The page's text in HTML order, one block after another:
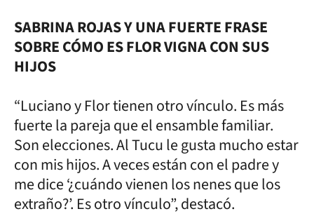
SABRINA ROJAS Y UNA FUERTE FRASE
SOBRE CÓMO ES FLOR VIGNA CON SUS
HIJOS
“Luciano y Flor tienen otro vínculo. Es más
fuerte la pareja que el ensamble familiar.
Son elecciones. Al Tucu le gusta mucho estar
con mis hijos. A veces están con el padre y
me dice ‘¿cuándo vienen los nenes que los
extraño?’. Es otro vínculo”, destacó.